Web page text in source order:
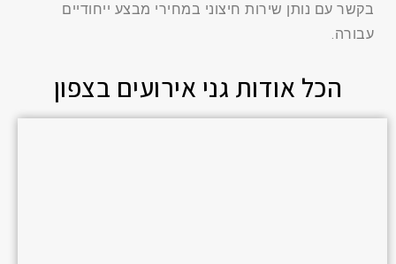
בקשר עם נותן שירות חיצוני במחירי מבצע ייחודיים
עבורה.
הכל אודות גני אירועים בצפון